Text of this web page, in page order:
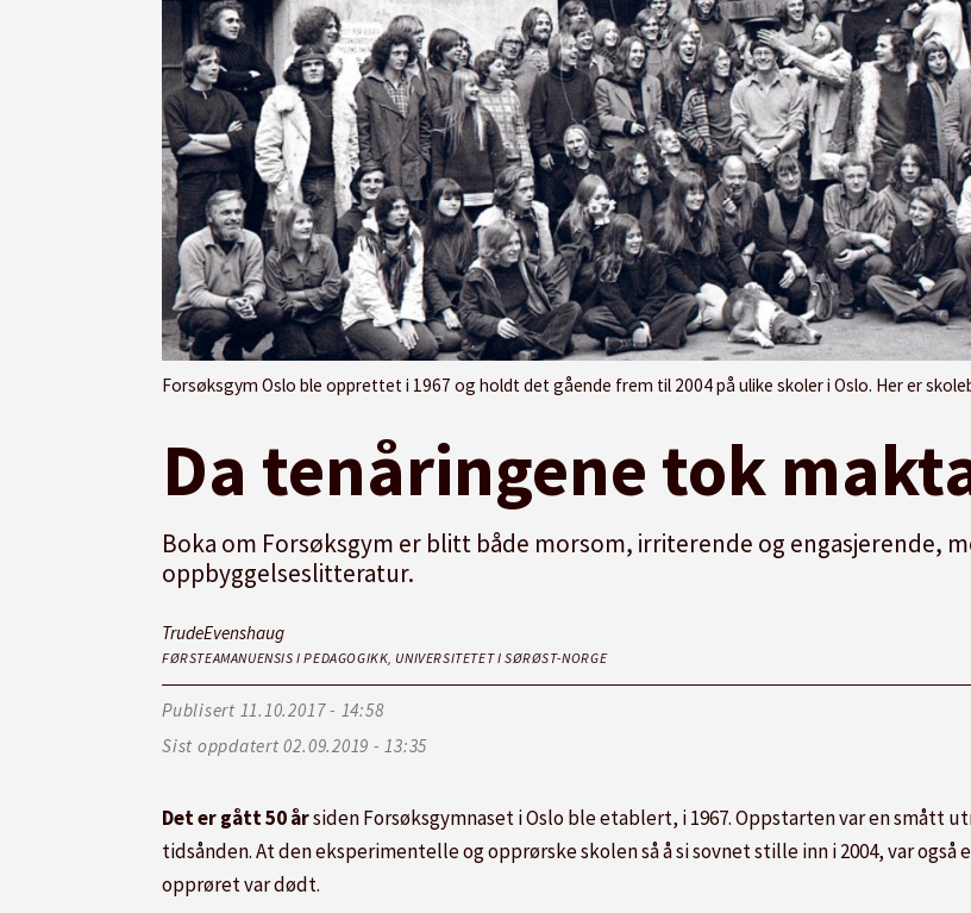
Forsøksgym Oslo ble opprettet i 1967 og holdt det gående frem til 2004 på ulike skoler i Oslo. Her er skolebildet av elevene i 1971/1972, da FGO holdt
Da tenåringene tok
Boka om Forsøksgym er blitt både morsom, irriterende og engasjerende,
oppbyggelseslitteratur.
TrudeEvenshaug
FØRSTEAMANUENSIS I PEDAGOGIKK, UNIVERSITETET I SØRØST-NORGE
Publisert
11.10.2017 - 14:58
Sist oppdatert
02.09.2019 - 13:35
Det er gått 50 årsiden Forsøksgymnaset i Oslo ble etablert, i 1967. Oppstarten var en smått
tidsånden. At den eksperimentelle og opprørske skolen så å si sovnet stille inn i 2004, var
opprøret var dødt.